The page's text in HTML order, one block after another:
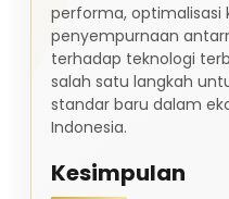
performa, optimalisasi
penyempurnaan
terhadap teknologi
salah satu langkah
standar baru dalam
Indonesia.
Kesimpulan